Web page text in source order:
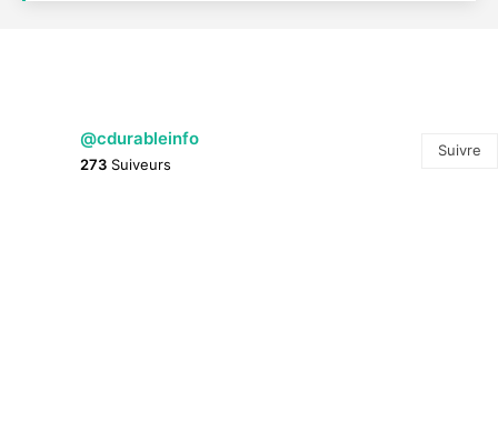
@cdurableinfo
273 Suiveurs
Suivre